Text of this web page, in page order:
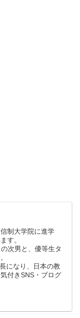
制大学院に進学
す。
次男と、優等生タ
になり、日本の教
付きSNS・ブログ